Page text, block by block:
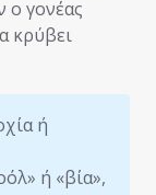
ο γονέας
κρύβει
ή
ή «βία»,